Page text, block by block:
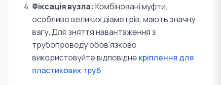
Фіксація вузла: Комбіновані муфти,
особливо великих діаметрів, мають значну
вагу. Для зняття навантаження з
трубопроводу обов'язково
використовуйте відповідне кріплення для
пластикових труб.